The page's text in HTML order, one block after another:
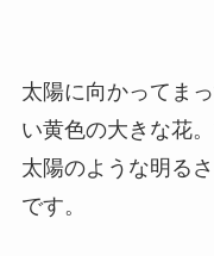
太陽に向かってま
い黄色の大きな花
太陽のような明る
です。